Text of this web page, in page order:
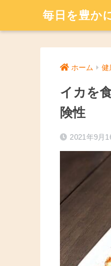
毎日を豊か
ホーム 健
イカを
険性
2021年9月